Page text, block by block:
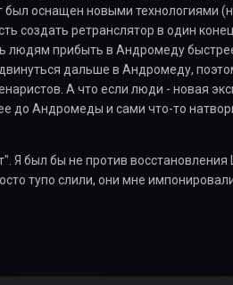
был оснащен новыми технологиями
создать ретранслятор в один
людям прибыть в Андромеду
дальше в Андромеду,
А что если люди - новая
до Андромеды и сами что-то
Я был бы не против восстановления
тупо слили, они мне